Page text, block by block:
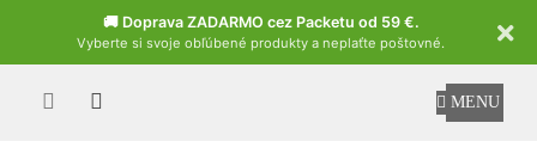
🚚 Doprava ZADARMO cez Packetu od 59 €.
Vyberte si svoje obľúbené produkty a neplaťte poštovné.
Czech